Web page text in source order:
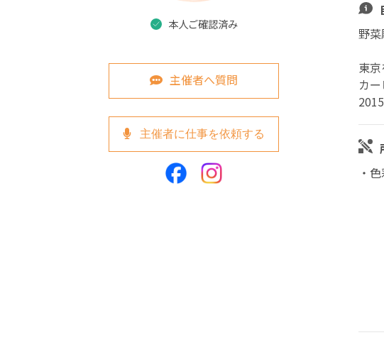
本人ご確認済み
主催者へ質問
主催者に仕事を依頼する
野
東京
カ
・